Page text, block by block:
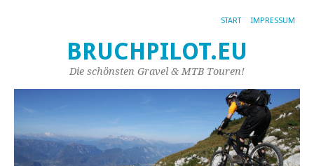
START IMPRESSUM
BRUCHPILOT.EU
Die schönsten Gravel & MTB Touren!